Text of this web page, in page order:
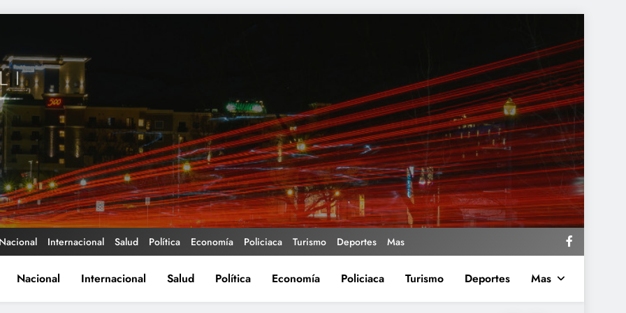
Nacional Internacional Salud Política Economía Policiaca Turismo Deportes Mas
Nacional Internacional Salud Política Economía Policiaca Turismo Deportes Mas